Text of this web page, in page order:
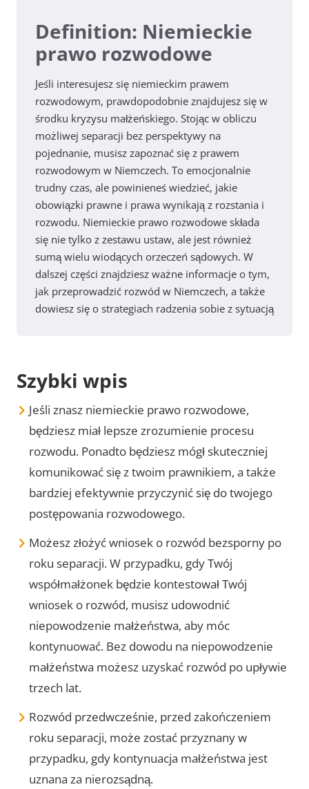
Definition: Niemieckie
prawo rozwodowe
Jeśli interesujesz się niemieckim prawem
rozwodowym, prawdopodobnie znajdujesz się w
środku kryzysu małżeńskiego. Stojąc w obliczu
możliwej separacji bez perspektywy na
pojednanie, musisz zapoznać się z prawem
rozwodowym w Niemczech. To emocjonalnie
trudny czas, ale powinieneś wiedzieć, jakie
obowiązki prawne i prawa wynikają z rozstania i
rozwodu. Niemieckie prawo rozwodowe składa
się nie tylko z zestawu ustaw, ale jest również
sumą wielu wiodących orzeczeń sądowych. W
dalszej części znajdziesz ważne informacje o tym,
jak przeprowadzić rozwód w Niemczech, a także
dowiesz się o strategiach radzenia sobie z sytuacją
Szybki wpis
Jeśli znasz niemieckie prawo rozwodowe,
będziesz miał lepsze zrozumienie procesu
rozwodu. Ponadto będziesz mógł skuteczniej
komunikować się z twoim prawnikiem, a także
bardziej efektywnie przyczynić się do twojego
postępowania rozwodowego.
Możesz złożyć wniosek o rozwód bezsporny po
roku separacji. W przypadku, gdy Twój
współmałżonek będzie kontestował Twój
wniosek o rozwód, musisz udowodnić
niepowodzenie małżeństwa, aby móc
kontynuować. Bez dowodu na niepowodzenie
małżeństwa możesz uzyskać rozwód po upływie
trzech lat.
Rozwód przedwcześnie, przed zakończeniem
roku separacji, może zostać przyznany w
przypadku, gdy kontynuacja małżeństwa jest
uznana za nierozsądną.